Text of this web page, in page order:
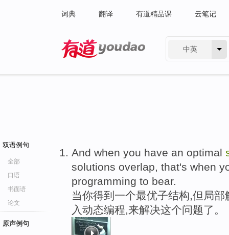
词典 翻译 有道精品课 云笔记
中英
双语例句
全部
口语
书面语
论文
原声例句
And when you have an optimal
solutions overlap, that's when
programming to bear.
当你得到一个最优子结构,但局
入动态编程,来解决这个问题了。